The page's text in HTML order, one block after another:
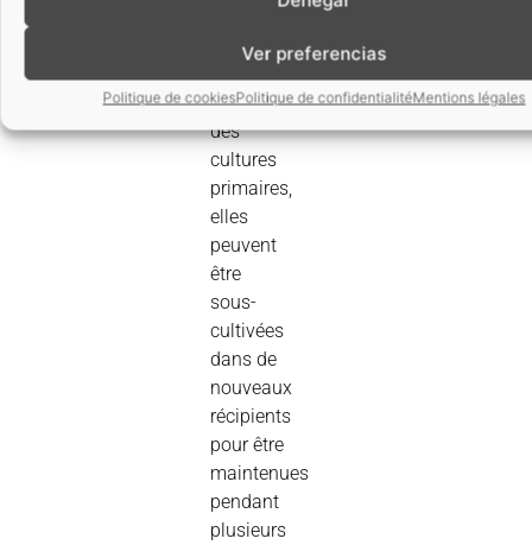
Ver preferencias
Politique de cookiesPolitique de confidentialitéMentions légales
lignées
cellulaires
Issues
des
cultures
primaires,
elles
peuvent
être
sous-
cultivées
dans de
nouveaux
récipients
pour être
maintenues
pendant
plusieurs